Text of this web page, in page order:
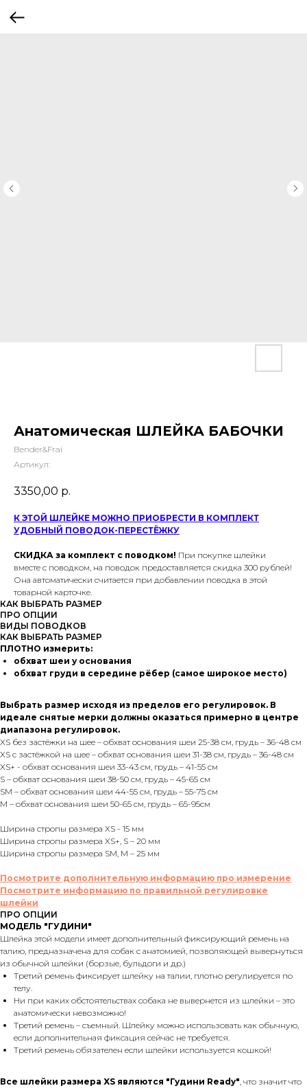
Анатомическая ШЛЕЙКА БАБОЧКИ
Bender&Frai
Артикул:
3350,00 р.
К ЭТОЙ ШЛЕЙКЕ МОЖНО ПРИОБРЕСТИ В КОМПЛЕКТ
УДОБНЫЙ ПОВОДОК-ПЕРЕСТЁЖКУ
СКИДКА за комплект с поводком! При покупке шлейки
вместе с поводком, на поводок предоставляется скидка 300 рублей!
Она автоматически считается при добавлении поводка в этой
товарной карточке.
КАК ВЫБРАТЬ РАЗМЕР
ПРО ОПЦИИ
ВИДЫ ПОВОДКОВ
КАК ВЫБРАТЬ РАЗМЕР
ПЛОТНО измерить:
обхват шеи у основания
обхват груди в середине рёбер (самое широкое место)
Выбрать размер исходя из пределов его регулировок. В
идеале снятые мерки должны оказаться примерно в центре
диапазона регулировок.
XS без застёжки на шее – обхват основания шеи 25-38 см, грудь – 36-48 см
XS с застёжкой на шее – обхват основания шеи 31-38 см, грудь – 36-48 см
XS+ - обхват основания шеи 33-43 см, грудь – 41-55 см
S – обхват основания шеи 38-50 см, грудь – 45-65 см
SM – обхват основания шеи 44-55 см, грудь – 55-75 см
M – обхват основания шеи 50-65 см, грудь – 65-95см
Ширина стропы размера XS - 15 мм
Ширина стропы размера XS+, S – 20 мм
Ширина стропы размера SM, М – 25 мм
Посмотрите дополнительную информацию про измерение
Посмотрите информацию по правильной регулировке
шлейки
ПРО ОПЦИИ
МОДЕЛЬ "ГУДИНИ"
Шлейка этой модели имеет дополнительный фиксирующий ремень на
талию, предназначена для собак с анатомией, позволяющей вывернуться
из обычной шлейки (борзые, бульдоги и др.)
Третий ремень фиксирует шлейку на талии, плотно регулируется по
телу.
Ни при каких обстоятельствах собака не вывернется из шлейки – это
анатомически невозможно!
Третий ремень – съемный. Шлейку можно использовать как обычную,
если дополнительная фиксация сейчас не требуется.
Третий ремень обязателен если шлейки используется кошкой!
Все шлейки размера XS являются "Гудини Ready", что значит что